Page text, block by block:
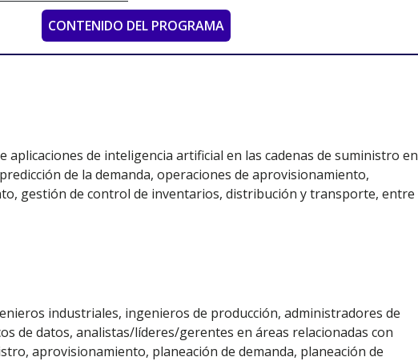
CONTENIDO DEL PROGRAMA
aplicaciones de inteligencia artificial en las cadenas de suministro en
de la demanda, operaciones de aprovisionamiento,
gestión de control de inventarios, distribución y transporte, entre
industriales, ingenieros de producción, administradores de
de datos, analistas/líderes/gerentes en áreas relacionadas con
aprovisionamiento, planeación de demanda, planeación de